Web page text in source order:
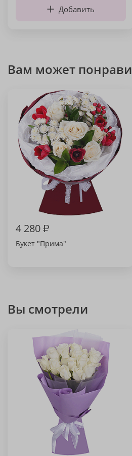
Добавить
Вам может
4 280₽
Букет "Прима"
Вы смотрели